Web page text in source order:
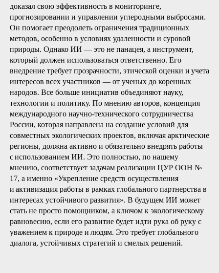
доказал свою эффективность в мониторинге,
прогнозировании и управлении углеродными выбросами.
Он помогает преодолеть ограничения традиционных
методов, особенно в условиях удаленности и суровой
природы. Однако ИИ — это не панацея, а инструмент,
который должен использоваться ответственно. Его
внедрение требует прозрачности, этической оценки и учета
интересов всех участников — от ученых до коренных
народов. Все больше инициатив объединяют науку,
технологии и политику. По мнению авторов, концепция
международного научно-технического сотрудничества
России, которая направлена на создание условий для
совместных экологических проектов, включая арктические
регионы, должна активно и обязательно внедрять работы
с использованием ИИ. Это полностью, по нашему
мнению, соответствует задачам реализации ЦУР ООН №
17, а именно «Укрепление средств осуществления
и активизация работы в рамках глобального партнерства в
интересах устойчивого развития». В будущем ИИ может
стать не просто помощником, а ключом к экологическому
равновесию, если его развитие будет идти рука об руку с
уважением к природе и людям. Это требует глобального
диалога, устойчивых стратегий и смелых решений.